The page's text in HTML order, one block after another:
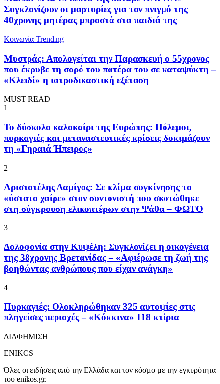
Συγκλονίζουν οι μαρτυρίες για τον πνιγμό της
40χρονης μητέρας μπροστά στα παιδιά της
Κοινωνία Trending
Μυστράς: Απολογείται την Παρασκευή ο 55χρονος
που έκρυβε τη σορό του πατέρα του σε καταψύκτη –
«Κλειδί» η ιατροδικαστική εξέταση
MUST READ
1
To δύσκολο καλοκαίρι της Ευρώπης: Πόλεμοι,
πυρκαγιές και μεταναστευτικές κρίσεις δοκιμάζουν
τη «Γηραιά Ήπειρος»
2
Αριστοτέλης Δαμίγος: Σε κλίμα συγκίνησης το
«ύστατο χαίρε» στον συντονιστή που σκοτώθηκε
στη σύγκρουση ελικοπτέρων στην Ψάθα – ΦΩΤΟ
3
Δολοφονία στην Κυψέλη: Συγκλονίζει η οικογένεια
της 38χρονης Βρετανίδας – «Αφιέρωσε τη ζωή της
βοηθώντας ανθρώπους που είχαν ανάγκη»
4
Πυρκαγιές: Ολοκληρώθηκαν 325 αυτοψίες στις
πληγείσες περιοχές – «Κόκκινα» 118 κτίρια
ΔΙΑΦΗΜΙΣΗ
ENIKOS
Όλες οι ειδήσεις από την Ελλάδα και τον κόσμο με την εγκυρότητα
του enikos.gr.